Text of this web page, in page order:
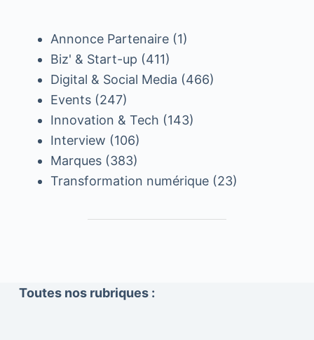
Annonce Partenaire(1)
Biz' & Start-up (411)
Digital & Social Media (466)
Events(247)
Innovation & Tech (143)
Interview (106)
Marques(383)
Transformation numérique(23)
Toutes nos rubriques :